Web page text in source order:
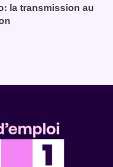
du Meyboom célébrée
la transmission au
la transmission au